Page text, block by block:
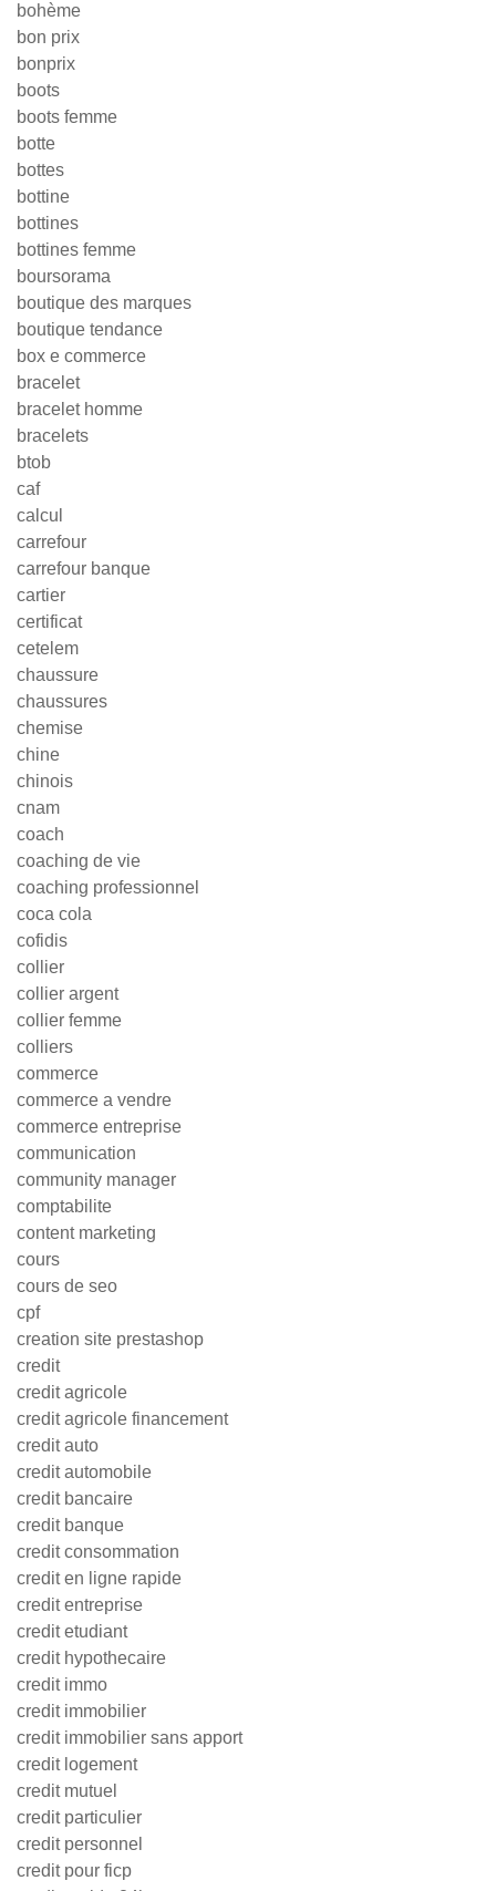
bohème
bon prix
bonprix
boots
boots femme
botte
bottes
bottine
bottines
bottines femme
boursorama
boutique des marques
boutique tendance
box e commerce
bracelet
bracelet homme
bracelets
btob
caf
calcul
carrefour
carrefour banque
cartier
certificat
cetelem
chaussure
chaussures
chemise
chine
chinois
cnam
coach
coaching de vie
coaching professionnel
coca cola
cofidis
collier
collier argent
collier femme
colliers
commerce
commerce a vendre
commerce entreprise
communication
community manager
comptabilite
content marketing
cours
cours de seo
cpf
creation site prestashop
credit
credit agricole
credit agricole financement
credit auto
credit automobile
credit bancaire
credit banque
credit consommation
credit en ligne rapide
credit entreprise
credit etudiant
credit hypothecaire
credit immo
credit immobilier
credit immobilier sans apport
credit logement
credit mutuel
credit particulier
credit personnel
credit pour ficp